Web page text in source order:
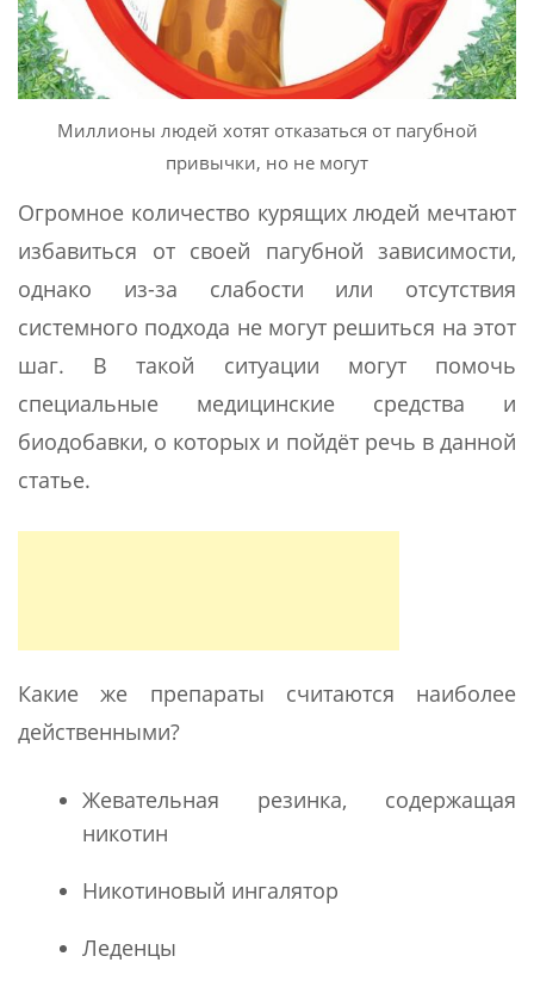
Миллионы людей хотят отказаться от пагубной
привычки, но не могут
Огромное количество курящих людей мечтают
избавиться от своей пагубной зависимости,
однако из-за слабости или отсутствия
системного подхода не могут решиться на этот
шаг. В такой ситуации могут помочь
специальные медицинские средства и
биодобавки, о которых и пойдёт речь в данной
статье.
Какие же препараты считаются наиболее
действенными?
Жевательная резинка, содержащая
никотин
Никотиновый ингалятор
Леденцы